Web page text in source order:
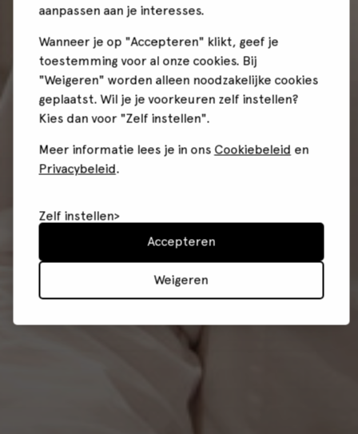
aanpassen aan je interesses.
Wanneer je op "Accepteren" klikt, geef je
toestemming voor al onze cookies. Bij
"Weigeren" worden alleen noodzakelijke cookies
geplaatst. Wil je je voorkeuren zelf instellen?
Kies dan voor "Zelf instellen".
Meer informatie lees je in ons Cookiebeleid en
Privacybeleid.
Zelf instellen
Weigeren
Accepteren